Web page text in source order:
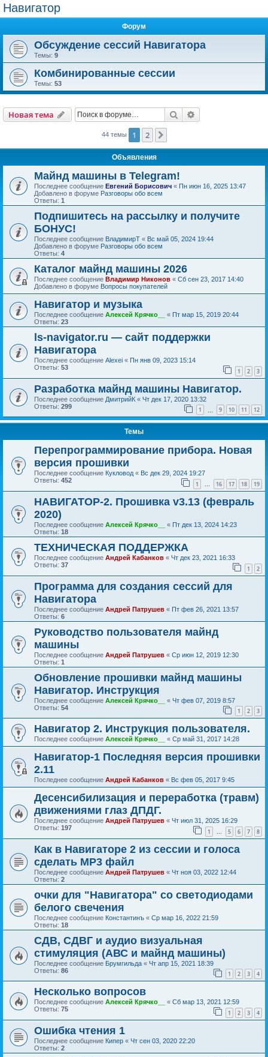
Навигатор
Форум
Обсуждение сессий Навигатора
Темы: 9
Комбинированные сессии
Темы: 53
Новая тема Поиск
44 темы 1 2
Объявления
Майнд машины в Telegram!
Последнее сообщение Евгений Борисович « Пн июн 16, 2025 13:47
Добавлено в форуме Разговоры обо всем
Ответы: 1
Подпишитесь на рассылку и получите
БОНУС!
Последнее сообщение ВладимирТ « Вс май 05, 2024 19:44
Добавлено в форуме Разговоры обо всем
Ответы: 4
Каталог майнд машины 2026
Последнее сообщение Владимир Никонов « Сб сен 23, 2017 14:40
Добавлено в форуме Вопросы покупателей
Навигатор и музыка
Последнее сообщение Алексей Крячко__ « Пт мар 15, 2019 20:44
Ответы: 23
ls-navigator.ru — сайт поддержки
Навигатора
Последнее сообщение Alexei « Пн янв 09, 2023 15:14
Ответы: 53 1 2 3
Разработка майнд машины Навигатор.
Последнее сообщение ДмитрийК « Чт дек 17, 2020 13:32
Ответы: 299 1 9 10 11 12
Темы
Перепрограммирование прибора. Новая
версия прошивки
Последнее сообщение Кукловод « Вс дек 29, 2024 19:27
Ответы: 452 1 … 16 17 18 19
НАВИГАТОР-2. Прошивка v3.13 (февраль
2020)
Последнее сообщение Алексей Крячко__ « Пт дек 13, 2024 14:23
Ответы: 18
ТЕХНИЧЕСКАЯ ПОДДЕРЖКА
Последнее сообщение Андрей Кабанков « Чт дек 23, 2021 16:33
Ответы: 37 1 2
Программа для создания сессий для
Навигатора
Последнее сообщение Андрей Патрушев « Пт фев 26, 2021 13:57
Ответы: 6
Руководство пользователя майнд
машины
Последнее сообщение Андрей Патрушев « Ср июн 12, 2019 12:30
Ответы: 1
Обновление прошивки майнд машины
Навигатор. Инструкция
Последнее сообщение Алексей Крячко__ « Чт фев 07, 2019 8:57
Ответы: 54 1 2 3
Навигатор 2. Инструкция пользователя.
Последнее сообщение Алексей Крячко__ « Ср май 31, 2017 14:28
Навигатор-1 Последняя версия прошивки
2.11
Последнее сообщение Андрей Кабанков « Вс фев 05, 2017 9:45
Десенсибилизация и переработка (травм)
движениями глаз ДПДГ.
Последнее сообщение Андрей Патрушев « Чт июл 31, 2025 16:29
Ответы: 197 1 … 5 6 7 8
Как в Навигаторе 2 из сессии и голоса
сделать МР3 файл
Последнее сообщение Андрей Патрушев « Чт ноя 03, 2022 12:44
Ответы: 2
очки для "Навигатора" со светодиодами
белого свечения
Последнее сообщение Константинъ « Ср мар 16, 2022 21:59
Ответы: 18
СДВ, СДВГ и аудио визуальная
стимуляция (АВС и майнд машины)
Последнее сообщение Брумгильда « Чт апр 15, 2021 18:39
Ответы: 86 1 2 3 4
Несколько вопросов
Последнее сообщение Алексей Крячко__ « Сб мар 13, 2021 12:59
Ответы: 75 1 2 3 4
Ошибка чтения 1
Последнее сообщение Кипер « Чт сен 03, 2020 22:20
Ответы: 2